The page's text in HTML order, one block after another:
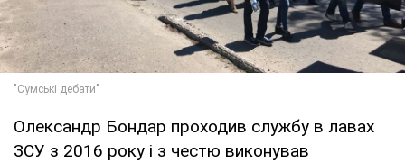
Олександр Бондар проходив службу в лавах
ЗСУ з 2016 року і з честю виконував